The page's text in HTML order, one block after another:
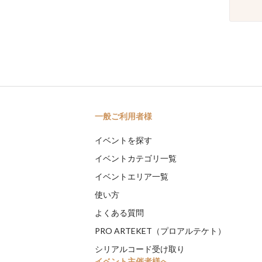
一般ご利用者様
イベントを探す
イベントカテゴリ一覧
イベントエリア一覧
使い方
よくある質問
PRO ARTEKET（プロアルテケト）
シリアルコード受け取り